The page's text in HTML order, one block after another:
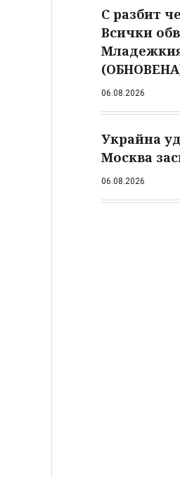
С разбит
Всички
06.08.2026
Украйна
Москва
06.08.2026